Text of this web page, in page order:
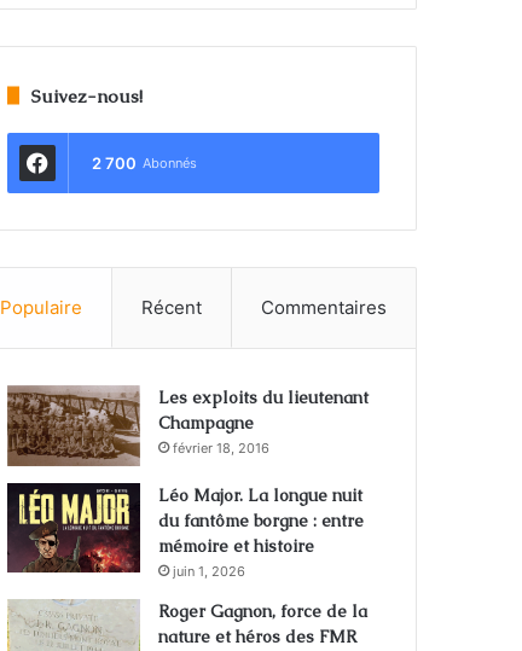
Suivez-nous!
2 700 Abonnés
Populaire Récent Commentaires
Les exploits du lieutenant
Champagne
février 18, 2016
Léo Major. La longue nuit
du fantôme borgne : entre
mémoire et histoire
juin 1, 2026
Roger Gagnon, force de la
nature et héros des FMR